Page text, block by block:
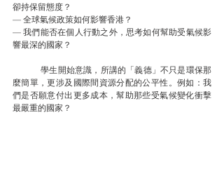
卻持保留態度？
— 全球氣候政策如何影響香港？
— 我們能否在個人行動之外，思考如何幫助受氣候影
響最深的國家？
	學生開始意識，所講的「義德」不只是環保那
麼簡單，更涉及國際間資源分配的公平性。例如：我
們是否願意付出更多成本，幫助那些受氣候變化衝擊
最嚴重的國家？